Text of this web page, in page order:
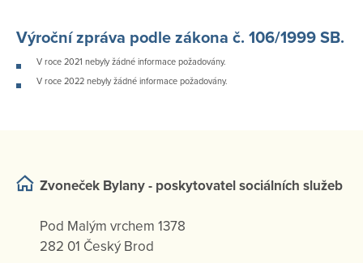
Výroční zpráva podle zákona č. 106/1999 SB.
V roce 2021 nebyly žádné informace požadovány.
V roce 2022 nebyly žádné informace požadovány.
Zvoneček Bylany - poskytovatel sociálních služeb
Pod Malým vrchem 1378
282 01 Český Brod